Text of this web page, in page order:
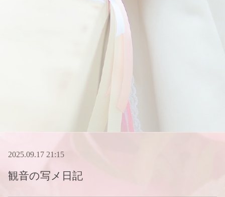
2025.09.17 21:15
観音の写メ日記